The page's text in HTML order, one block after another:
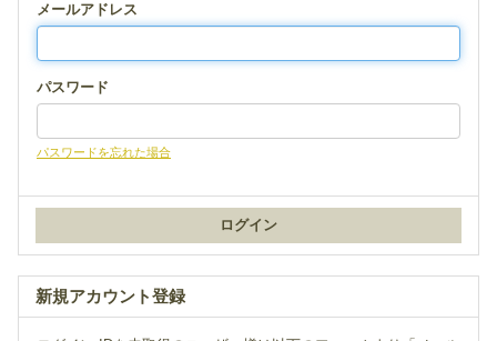
メールアドレス
パスワード
パスワードを忘れた場合
新規アカウント登録